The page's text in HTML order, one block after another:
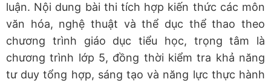
luận. Nội dung bài thi tích hợp kiến thức các môn
văn hóa, nghệ thuật và thể dục thể thao theo
chương trình giáo dục tiểu học, trọng tâm là
chương trình lớp 5, đồng thời kiểm tra khả năng
tư duy tổng hợp, sáng tạo và năng lực thực hành